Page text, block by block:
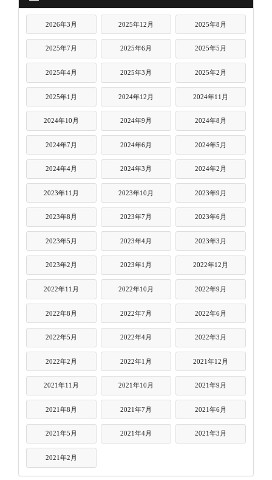
2026年3月 2025年12月 2025年8月
2025年7月 2025年6月 2025年5月
2025年4月 2025年3月 2025年2月
2025年1月 2024年12月 2024年11月
2024年10月 2024年9月 2024年8月
2024年7月 2024年6月 2024年5月
2024年4月 2024年3月 2024年2月
2023年11月 2023年10月 2023年9月
2023年8月 2023年7月 2023年6月
2023年5月 2023年4月 2023年3月
2023年2月 2023年1月 2022年12月
2022年11月 2022年10月 2022年9月
2022年8月 2022年7月 2022年6月
2022年5月 2022年4月 2022年3月
2022年2月 2022年1月 2021年12月
2021年11月 2021年10月 2021年9月
2021年8月 2021年7月 2021年6月
2021年5月 2021年4月 2021年3月
2021年2月